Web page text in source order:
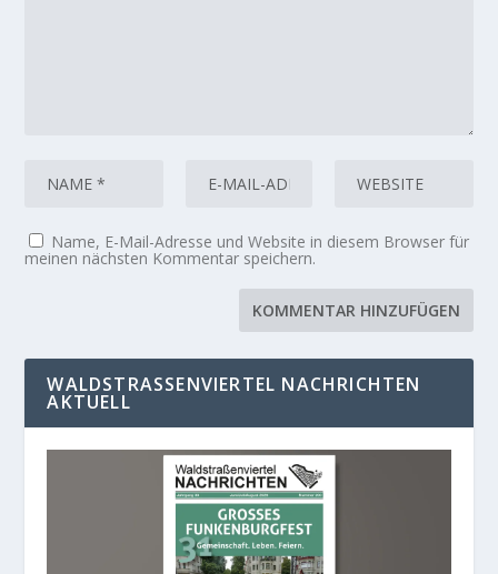
Name, E-Mail-Adresse und Website in diesem Browser für
meinen nächsten Kommentar speichern.
WALDSTRASSENVIERTEL NACHRICHTEN A
KTUELL